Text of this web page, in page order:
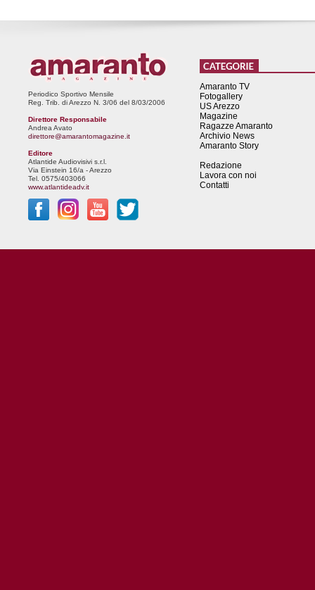
Periodico Sportivo Mensile
Reg. Trib. di Arezzo N. 3/06 del 8/03/2006
Direttore Responsabile
Andrea Avato
direttore@amarantomagazine.it
Editore
Atlantide Audiovisivi s.r.l.
Via Einstein 16/a - Arezzo
Tel. 0575/403066
www.atlantideadv.it
Amaranto TV
Fotogallery
US Arezzo
Magazine
Ragazze Amaranto
Archivio News
Amaranto Story
Redazione
Lavora con noi
Contatti